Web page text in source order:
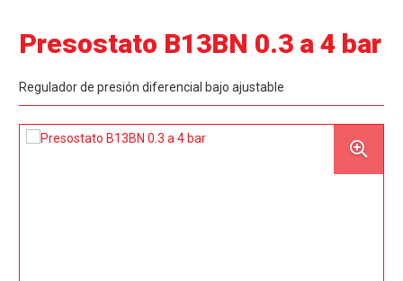
Presostato B13BN 0.3 a 4 bar
Regulador de presión diferencial bajo ajustable